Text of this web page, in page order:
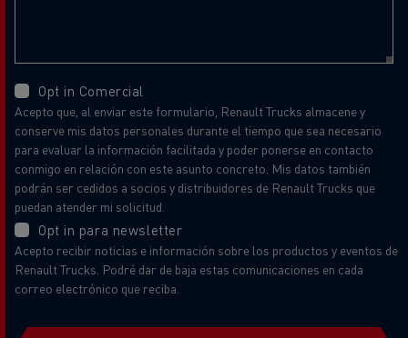
Opt in Comercial
Acepto que, al enviar este formulario, Renault Trucks almacene y
conserve mis datos personales durante el tiempo que sea necesario
para evaluar la información facilitada y poder ponerse en contacto
conmigo en relación con este asunto concreto. Mis datos también
podrán ser cedidos a socios y distribuidores de Renault Trucks que
puedan atender mi solicitud.
Opt in para newsletter
Acepto recibir noticias e información sobre los productos y eventos de
Renault Trucks. Podré dar de baja estas comunicaciones en cada
correo electrónico que reciba.